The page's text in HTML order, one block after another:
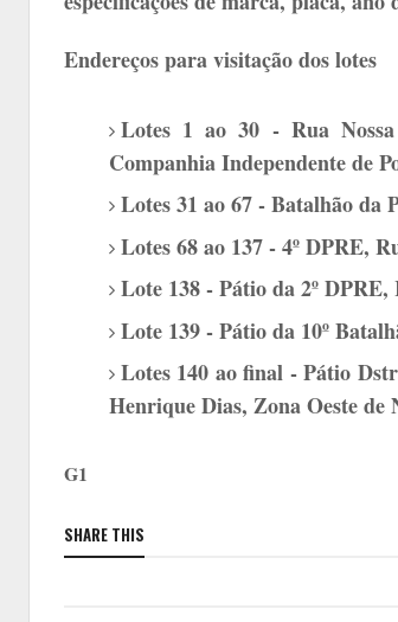
Endereços para visitação dos lotes
Lotes 1 ao 30 - Rua Nossa
Companhia Independente de
Lotes 31 ao 67 - Batalhão
Lotes 68 ao 137 - 4º DPRE,
Lote 138 - Pátio da 2º
Lote 139 - Pátio da 10º
Lotes 140 ao final - Pátio
Henrique Dias, Zona Oeste de
G1
SHARE THIS